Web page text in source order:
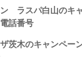
ラスパ白山のキ
話番号
茨木のキャンペー